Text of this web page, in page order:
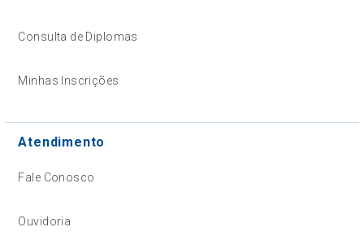
Consulta de Diplomas
Minhas Inscrições
Atendimento
Fale Conosco
Ouvidoria